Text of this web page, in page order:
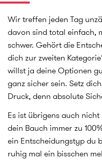
Wir treffen jeden Tag
davon sind total einfach,
schwer. Gehört die
dich zur zweiten
willst ja deine Optionen
ganz sicher sein. Setz
Druck, denn absolute
Es ist übrigens auch
dein Bauch immer zu
ein Entscheidungstyp du
ruhig mal ein bisschen